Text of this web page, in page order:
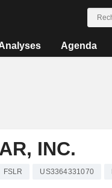
Agenda
INC.
FSLR US3364331070